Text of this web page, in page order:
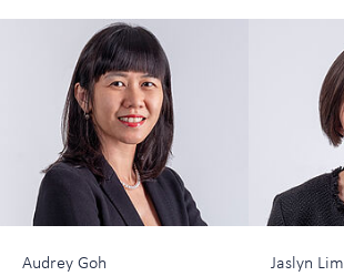
Audrey Goh
Jaslyn Lim